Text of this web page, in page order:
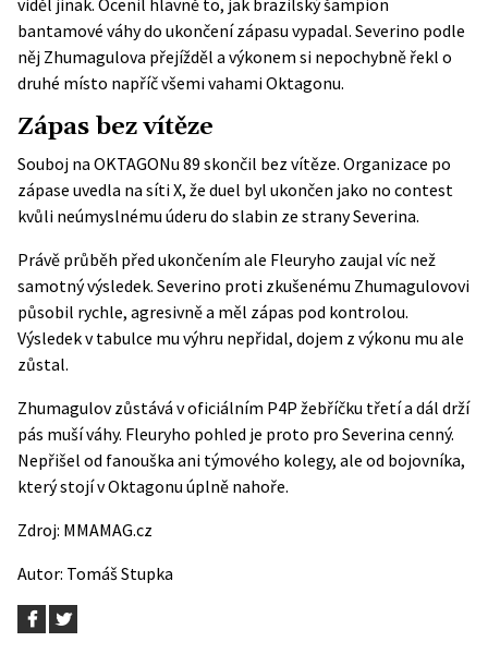
viděl jinak. Ocenil hlavně to, jak brazilský šampion
bantamové váhy do ukončení zápasu vypadal. Severino podle
něj Zhumagulova přejížděl a výkonem si nepochybně řekl o
druhé místo napříč všemi vahami Oktagonu.
Zápas bez vítěze
Souboj na OKTAGONu 89 skončil bez vítěze. Organizace po
zápase uvedla na síti X, že duel byl ukončen jako no contest
kvůli neúmyslnému úderu do slabin ze strany Severina.
Právě průběh před ukončením ale Fleuryho zaujal víc než
samotný výsledek. Severino proti zkušenému Zhumagulovovi
působil rychle, agresivně a měl zápas pod kontrolou.
Výsledek v tabulce mu výhru nepřidal, dojem z výkonu mu ale
zůstal.
Zhumagulov zůstává v oficiálním P4P žebříčku třetí a dál drží
pás muší váhy. Fleuryho pohled je proto pro Severina cenný.
Nepřišel od fanouška ani týmového kolegy, ale od bojovníka,
který stojí v Oktagonu úplně nahoře.
Zdroj: MMAMAG.cz
Autor: Tomáš Stupka